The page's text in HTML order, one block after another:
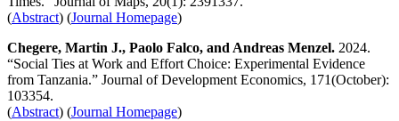
(Abstract) (Journal Homepage)
Chegere, Martin J., Paolo Falco, and Andreas Menzel. 2024.
“Social Ties at Work and Effort Choice: Experimental Evidence
from Tanzania.” Journal of Development Economics, 171(October):
103354.
(Abstract) (Journal Homepage)